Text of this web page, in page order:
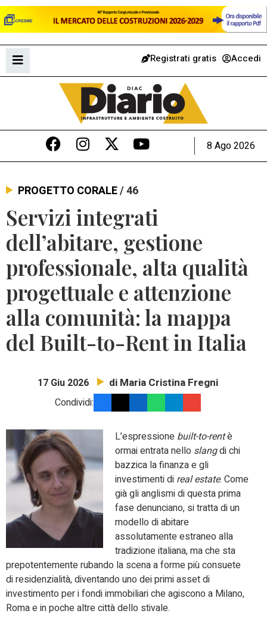
Registrati gratis Accedi
8 Ago 2026
PROGETTO CORALE/ 46
Servizi integrati
dell’abitare, gestione
professionale, alta qualità
progettuale e attenzione
alla comunità: la mappa
del Built-to-Rent in Italia
17 Giu 2026 di Maria Cristina Fregni
Condividi:
L’espressione built-to-rentè
ormai entrata nello slangdi chi
bazzica la finanza e gli
investimenti di real estate. Come
già gli anglismi di questa prima
fase denunciano, si tratta di un
modello di abitare
assolutamente estraneo alla
tradizione italiana, ma che sta
prepotentemente rubando la scena a forme più consuete
di residenzialità, diventando uno dei primi asset di
investimento per i fondi immobiliari che agiscono a Milano,
Roma e in poche altre città dello stivale.